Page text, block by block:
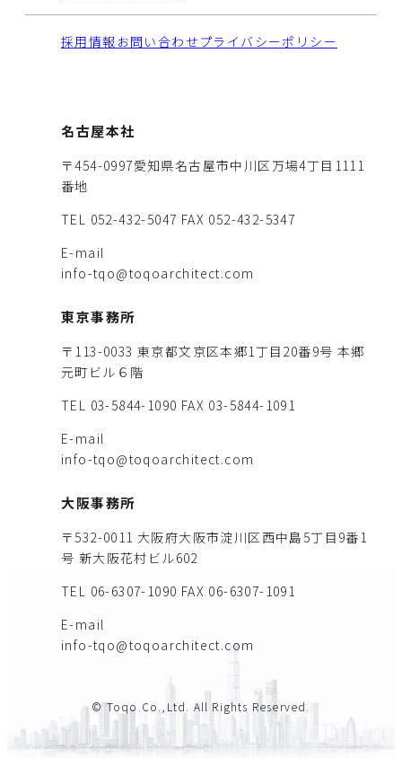
採用情報 お問い合わせ プライバシーポリシー
名古屋本社
〒454-0997愛知県名古屋市中川区万場4丁目1111
番地
TEL 052-432-5047 FAX 052-432-5347
E-mail
info-tqo@toqoarchitect.com
東京事務所
〒113-0033 東京都文京区本郷1丁目20番9号 本郷
元町ビル６階
TEL 03-5844-1090 FAX 03-5844-1091
E-mail
info-tqo@toqoarchitect.com
大阪事務所
〒532-0011 大阪府大阪市淀川区西中島5丁目9番1
号 新大阪花村ビル602
TEL 06-6307-1090 FAX 06-6307-1091
E-mail
info-tqo@toqoarchitect.com
© Toqo.Co.,Ltd. All Rights Reserved.